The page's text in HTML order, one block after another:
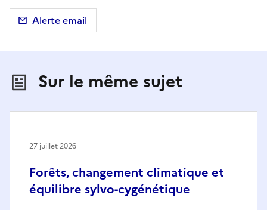
Alerte email
Sur le même sujet
Forêts, changement climatique et
équilibre sylvo-cygénétique
27 juillet 2026